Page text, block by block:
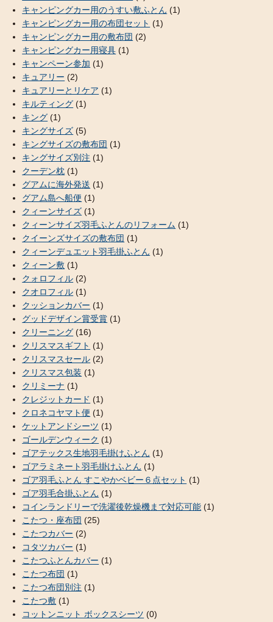
キャンピングカー用のうすい敷ふとん (1)
キャンピングカー用の布団セット (1)
キャンピングカー用の敷布団 (2)
キャンピングカー用寝具 (1)
キャンペーン参加 (1)
キュアリー (2)
キュアリーとリケア (1)
キルティング (1)
キング (1)
キングサイズ (5)
キングサイズの敷布団 (1)
キングサイズ別注 (1)
クーデン枕 (1)
グアムに海外発送 (1)
グアム島へ船便 (1)
クィーンサイズ (1)
クィーンサイズ羽毛ふとんのリフォーム (1)
クイーンズサイズの敷布団 (1)
クィーンデュエット羽毛掛ふとん (1)
クィーン敷 (1)
クォロフィル (2)
クオロフィル (1)
クッションカバー (1)
グッドデザイン賞受賞 (1)
クリーニング (16)
クリスマスギフト (1)
クリスマスセール (2)
クリスマス包装 (1)
クリミーナ (1)
クレジットカード (1)
クロネコヤマト便 (1)
ケットアンドシーツ (1)
ゴールデンウィーク (1)
ゴアテックス生地羽毛掛けふとん (1)
ゴアラミネート羽毛掛けふとん (1)
ゴア羽毛ふとん すこやかベビー６点セット (1)
ゴア羽毛合掛ふとん (1)
コインランドリーで洗濯後乾燥機まで対応可能 (1)
こたつ・座布団 (25)
こたつカバー (2)
コタツカバー (1)
こたつふとんカバー (1)
こたつ布団 (1)
こたつ布団別注 (1)
こたつ敷 (1)
コットンニット ボックスシーツ (0)